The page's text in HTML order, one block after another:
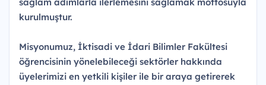
kurulmuştur.
Misyonumuz, İktisadi ve İdari Bilimler Fakültesi
öğrencisinin yönelebileceği sektörler hakkında
üyelerimizi en yetkili kişiler ile bir araya getirerek